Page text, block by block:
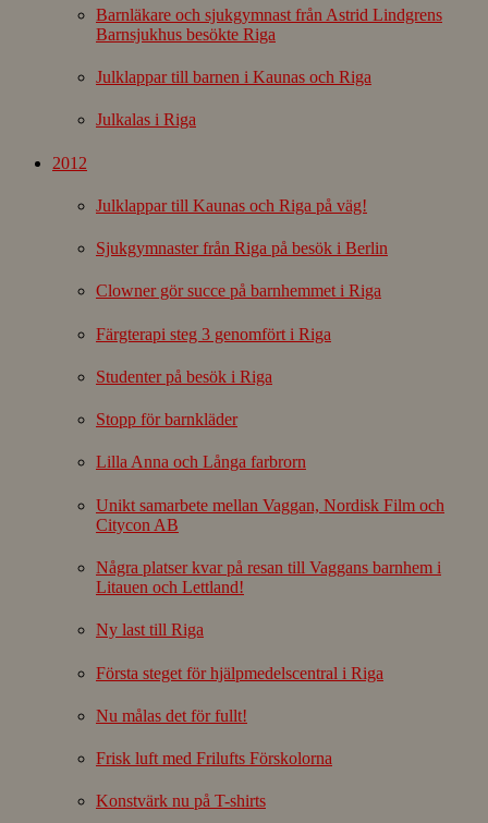
Barnläkare och sjukgymnast från Astrid Lindgrens
Barnsjukhus besökte Riga
Julklappar till barnen i Kaunas och Riga
Julkalas i Riga
2012
Julklappar till Kaunas och Riga på väg!
Sjukgymnaster från Riga på besök i Berlin
Clowner gör succe på barnhemmet i Riga
Färgterapi steg 3 genomfört i Riga
Studenter på besök i Riga
Stopp för barnkläder
Lilla Anna och Långa farbrorn
Unikt samarbete mellan Vaggan, Nordisk Film och
Citycon AB
Några platser kvar på resan till Vaggans barnhem i
Litauen och Lettland!
Ny last till Riga
Första steget för hjälpmedelscentral i Riga
Nu målas det för fullt!
Frisk luft med Frilufts Förskolorna
Konstvärk nu på T-shirts